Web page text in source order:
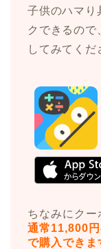
子供のハマり
クできるので
してみてくだ
ちなみにクー
通常11,800
で購入できま